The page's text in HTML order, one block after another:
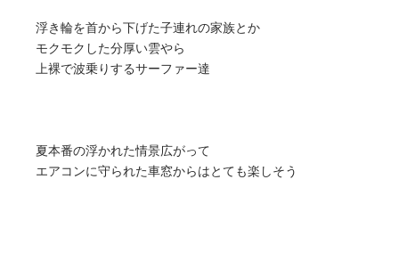
浮き輪を首から下げた子連れの家族とか
モクモクした分厚い雲やら
上裸で波乗りするサーファー達
夏本番の浮かれた情景広がって
エアコンに守られた車窓からはとても楽しそう